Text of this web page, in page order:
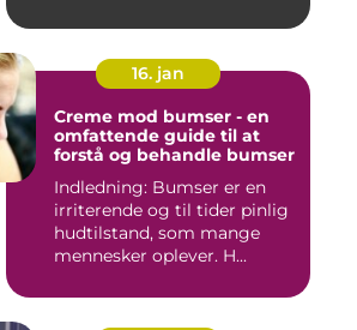
16. jan
Creme mod bumser - en
omfattende guide til at
forstå og behandle bumser
Indledning: Bumser er en
irriterende og til tider pinlig
hudtilstand, som mange
mennesker oplever. H...